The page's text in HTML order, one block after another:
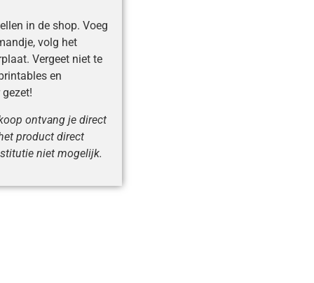
in de shop. Voeg
volg het
Vergeet niet te
en
ontvang je direct
product direct
niet mogelijk.